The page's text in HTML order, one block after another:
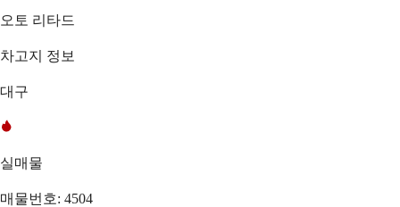
오토 리타드
차고지 정보
대구
실매물
매물번호: 4504